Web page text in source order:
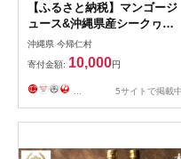
【ふるさと納税】マンゴージ
ュース&沖縄県産シークヮー
サージュースセット 南国フル
ーツ飲み比べ【1523070】
沖縄県 今帰仁村
寄付金額: 10,000円
5サイトで掲載中